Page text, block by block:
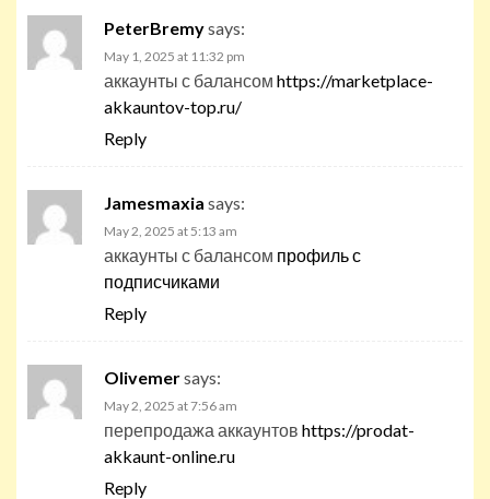
PeterBremysays:
May 1, 2025 at 11:32 pm
аккаунты с балансом https://marketplace-
akkauntov-top.ru/
Reply
Jamesmaxia says:
May 2, 2025 at 5:13 am
аккаунты с балансом профиль с
подписчиками
Reply
Olivemersays:
May 2, 2025 at 7:56 am
перепродажа аккаунтов https://prodat-
akkaunt-online.ru
Reply